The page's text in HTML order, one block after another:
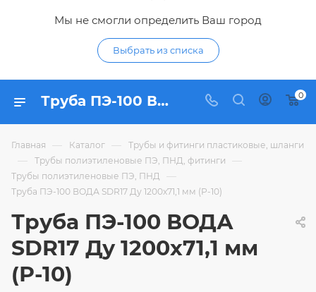
Мы не смогли определить Ваш город
Выбрать из списка
Труба ПЭ-100 ВОДА SDR17 Ду 1200х71,1 мм (Р-10) - купить по цене в интернет-магазине Гидропромтехника с доставкой в Курске 0
Главная — Каталог — Трубы и фитинги пластиковые, шланги
— Трубы полиэтиленовые ПЭ, ПНД, фитинги —
Трубы полиэтиленовые ПЭ, ПНД —
Труба ПЭ-100 ВОДА SDR17 Ду 1200х71,1 мм (Р-10)
Труба ПЭ-100 ВОДА
SDR17 Ду 1200х71,1 мм
(Р-10)